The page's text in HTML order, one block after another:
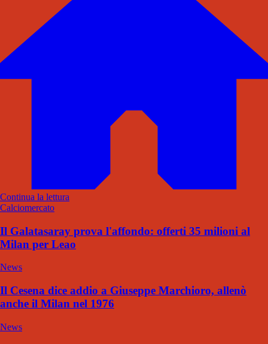
Continua la lettura
Calciomercato
Il Galatasaray prova l'affondo: offerti 35 milioni al
Milan per Leao
News
Il Cesena dice addio a Giuseppe Marchioro, allenò
anche il Milan nel 1976
News